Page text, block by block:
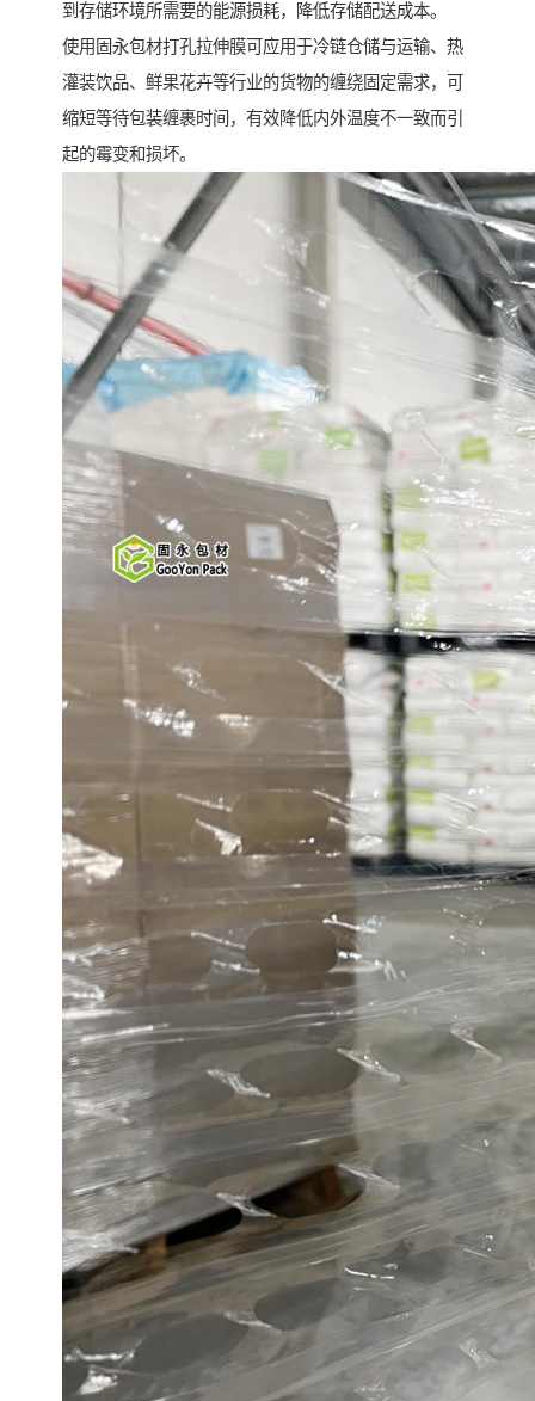
到存储环境所需要的能源损耗，降低存储配送成本。
使用固永包材打孔拉伸膜可应用于冷链仓储与运输、热
灌装饮品、鲜果花卉等行业的货物的缠绕固定需求，可
缩短等待包装缠裹时间，有效降低内外温度不一致而引
起的霉变和损坏。